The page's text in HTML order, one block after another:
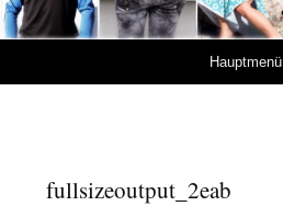
Hauptmenü
fullsizeoutput_2eab